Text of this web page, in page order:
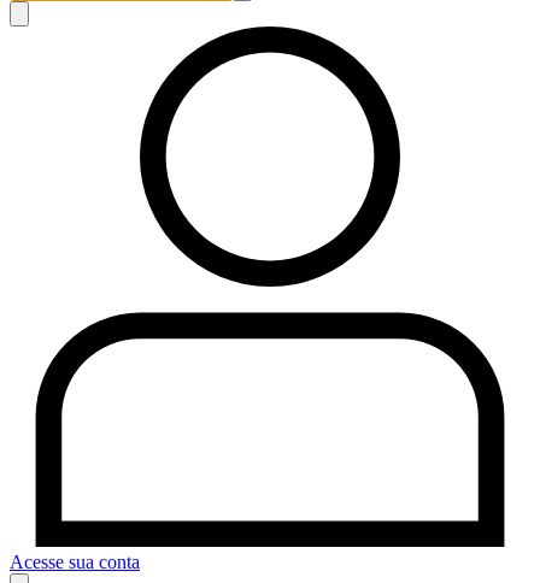
Acesse sua conta